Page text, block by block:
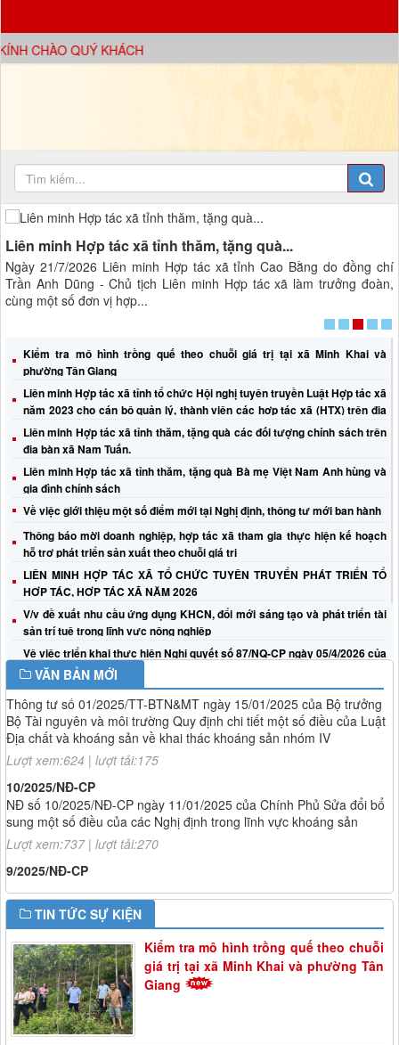
QUÝ KHÁCH
Liên minh Hợp tác xã tỉnh thăm, tặng quà...
Ngày 21/7/2026 Liên minh Hợp tác xã tỉnh Cao Bằng do đồng chí
Trần Anh Dũng - Chủ tịch Liên minh Hợp tác xã làm trưởng đoàn,
cùng một số đơn vị hợp...
Liên minh Hợp tác xã tỉnh thăm, tặng quà...
Kiểm tra mô hình trồng quế theo chuỗi giá trị tại xã Minh Khai và
phường Tân Giang
Liên minh Hợp tác xã tỉnh tổ chức Hội nghị tuyên truyền Luật Hợp tác xã
năm 2023 cho cán bộ quản lý, thành viên các hợp tác xã (HTX) trên địa
bàn tỉnh
Liên minh Hợp tác xã tỉnh thăm, tặng quà các đối tượng chính sách trên
địa bàn xã Nam Tuấn.
Liên minh Hợp tác xã tỉnh thăm, tặng quà Bà mẹ Việt Nam Anh hùng và
gia đình chính sách
Về việc giới thiệu một số điểm mới tại Nghị định, thông tư mới ban hành
Thông báo mời doanh nghiệp, hợp tác xã tham gia thực hiện kế hoạch
hỗ trợ phát triển sản xuất theo chuỗi giá trị
LIÊN MINH HỢP TÁC XÃ TỔ CHỨC TUYÊN TRUYỂN PHÁT TRIỂN TỔ
HỢP TÁC, HỢP TÁC XÃ NĂM 2026
V/v đề xuất nhu cầu ứng dụng KHCN, đổi mới sáng tạo và phát triển tài
sản trí tuệ trong lĩnh vực nông nghiệp
Vệ việc triển khai thực hiện Nghị quyết số 87/NQ-CP ngày 05/4/2026 của
Chính phủ về bảo vệ quyền lợi người tiêu dùng
Về việc tuyên truyền, vận động thực hiện Chiến dịch 500 ngày đêm đẩy
mạnh tìm kiếm, quy tập và xác định danh tính hài cốt liệt sĩ hướng tới kỷ
niệm 80 năm Ngày Thương binh - Liệt sĩ (27/7/1947 – 27/7/2027)
VĂN BẢN MỚI
Nghị định số 245/2026/NĐ-CP
Về việc triển khai Nghị định số 245/2026/NĐ-CP ngày 27/6/2026
của Chính phủ
Lượt xem:302 | lượt tải:32
125/2025/NĐ-CP
Nghị định số 125/2025/NĐ-CP, ngày 11 tháng 6 năm 2025 của
Chính phủ, Nghị định quy định về phân định thẩm quyền của chính
quyền địa phương 2 cấp trong lĩnh vực quản lý Nhà nước của Bộ
Tài chính
Lượt xem:94 | lượt tải:21
01/2025/TT-BTNMT
Thông tư số 01/2025/TT-BTN&MT ngày 15/01/2025 của Bộ trưởng
Bộ Tài nguyên và môi trường Quy định chi tiết một số điều của Luật
Địa chất và khoáng sản về khai thác khoáng sản nhóm IV
Lượt xem:624 | lượt tải:175
10/2025/NĐ-CP
NĐ số 10/2025/NĐ-CP ngày 11/01/2025 của Chính Phủ Sửa đổi bổ
sung một số điều của các Nghị định trong lĩnh vực khoáng sản
Lượt xem:737 | lượt tải:270
9/2025/NĐ-CP
Nghị định số 9/2025/NĐ-CP ngày 10/01/2025 của Chính Phủ quy
xuất vùng bị thiệt hại do thiên tai, dịch hại thực vật
Lượt xem:839 | lượt tải:234
54/2024/QH15
Luật Địa chất và Khoáng sản
Lượt xem:625 | lượt tải:320
92/2024/NQ-HĐND
Nghị quyết số 92/2024/NQ-HĐND
TIN TỨC SỰ KIỆN
Kiểm tra mô hình trồng quế theo chuỗi
giá trị tại xã Minh Khai và phường Tân
Giang